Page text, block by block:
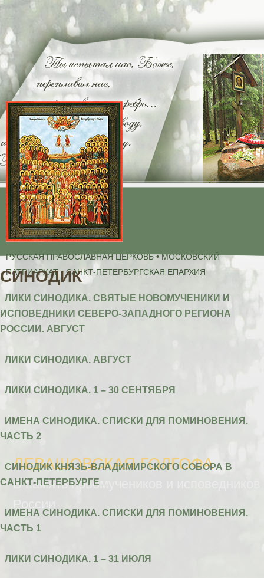
РУССКАЯ ПРАВОСЛАВНАЯ ЦЕРКОВЬ • МОСКОВСКИЙ
ПАТРИАРХАТ • САНКТ-ПЕТЕРБУРГСКАЯ ЕПАРХИЯ
ЛЕВАШОВСКАЯ ГОЛГОФА
В память новомучеников и
СИНОДИК
ЛИКИ СИНОДИКА. СВЯТЫЕ НОВОМУЧЕНИКИ И
ИСПОВЕДНИКИ СЕВЕРО-ЗАПАДНОГО РЕГИОНА
РОССИИ. АВГУСТ
ЛИКИ СИНОДИКА. АВГУСТ
ЛИКИ СИНОДИКА. 1 – 30 СЕНТЯБРЯ
ИМЕНА СИНОДИКА. СПИСКИ ДЛЯ ПОМИНОВЕНИЯ.
ЧАСТЬ 2
СИНОДИК КНЯЗЬ-ВЛАДИМИРСКОГО СОБОРА В
САНКТ-ПЕТЕРБУРГЕ
ИМЕНА СИНОДИКА. СПИСКИ ДЛЯ ПОМИНОВЕНИЯ.
ЧАСТЬ 1
ЛИКИ СИНОДИКА. 1 – 31 ИЮЛЯ